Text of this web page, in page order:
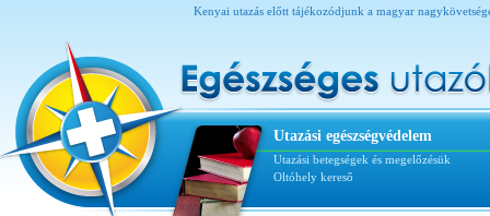
Kenyai utazás előtt tájékozódjunk a magyar
Utazási egészségvédelem
Utazási betegségek és megelőzésük
Oltóhely kereső